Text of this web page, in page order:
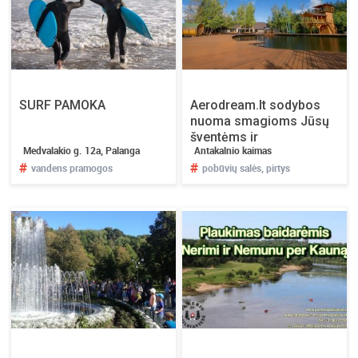
SURF PAMOKA
Medvalakio g. 12a, Palanga
# vandens pramogos
Aerodream.lt sodybos
nuoma smagioms Jūsų
šventėms ir
nepakartojamiems
renginiams. SUPER
Antakalnio kaimas
# pobūvių salės, pirtys